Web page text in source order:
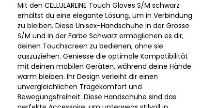
Mit den CELLULARLINE Touch Gloves S/M schwarz
erhältst du eine elegante Lösung, um in Verbindung
zu bleiben. Diese Unisex-Handschuhe in der Grösse
S/M und in der Farbe Schwarz ermöglichen es dir,
deinen Touchscreen zu bedienen, ohne sie
auszuziehen. Geniesse die optimale Kompatibilität
mit deinen mobilen Geräten, während deine Hände
warm bleiben. Ihr Design verleiht dir einen
unvergleichlichen Tragekomfort und
Bewegungsfreiheit. Diese Handschuhe sind das